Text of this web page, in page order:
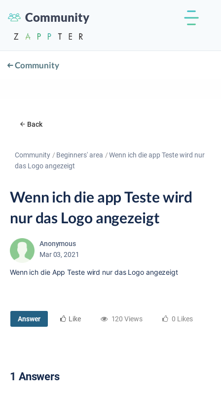
Community
Community
Back
Community Beginners' area
Wenn ich die app Teste wird nur
das Logo angezeigt
Wenn ich die app Teste wird
nur das Logo angezeigt
Anonymous
Mar 03, 2021
Wenn ich die App Teste wird nur das Logo angezeigt
Answer Like 120 Views 0 Likes
1 Answers